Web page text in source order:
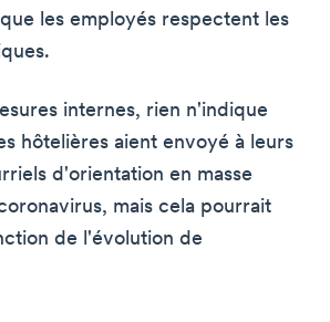
les employés respectent les
internes, rien n'indique
hôtelières aient envoyé à leurs
d'orientation en masse
mais cela pourrait
de l'évolution de